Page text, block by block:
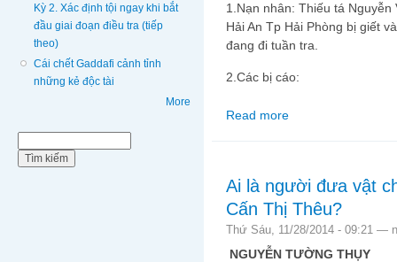
Kỳ 2. Xác định tội ngay khi bắt
đầu giai đoạn điều tra (tiếp
theo)
Cái chết Gaddafi cảnh tỉnh
những kẻ độc tài
More
1.Nạn nhân: Thiếu tá
Hải An Tp Hải Phòng bị giết
đang đi tuần tra.
2.Các bị cáo:
Read more
Ai là người đưa vật
Cấn Thị Thêu?
Thứ Sáu, 11/28/2014 - 09:21 —
NGUYỄN TƯỜNG THỤY